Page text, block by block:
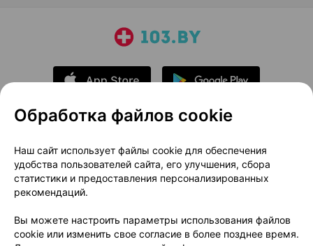
О проекте
Новости проекта
Размещение рекламы
Медицинский маркетинг
Публичный договор
Доставка
Способы оплаты
Вакансии
Партнеры
Обработка файлов cookie
Наш сайт использует файлы cookie для обеспечения
удобства пользователей сайта, его улучшения, сбора
статистики и предоставления персонализированных
рекомендаций.
Вы можете настроить параметры использования файлов
cookie или изменить свое согласие в более позднее время.